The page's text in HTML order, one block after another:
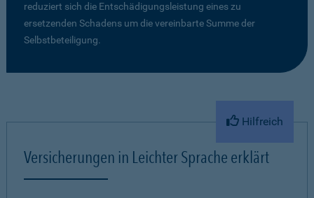
reduziert sich die Entschädigungsleistung eines zu
ersetzenden Schadens um die vereinbarte Summe der
Selbstbeteiligung.
Hilfreich
Versicherungen in Leichter Sprache erklärt